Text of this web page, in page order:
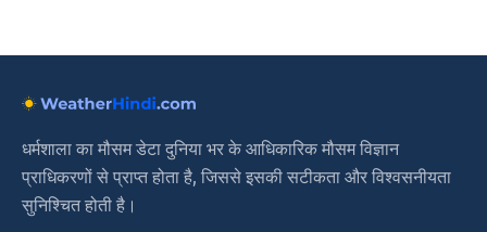
धर्मशाला का मौसम डेटा दुनिया भर के आधिकारिक मौसम विज्ञान
प्राधिकरणों से प्राप्त होता है, जिससे इसकी सटीकता और विश्वसनीयता
सुनिश्चित होती है।